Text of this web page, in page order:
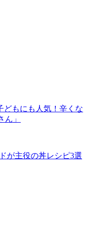
どもにも人気！辛くな
」
が主役の丼レシピ3選